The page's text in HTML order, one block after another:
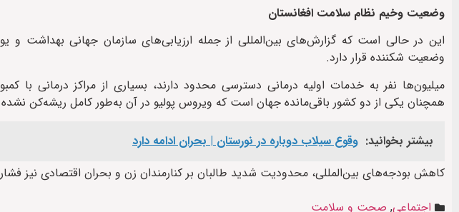
وضعیت وخیم نظام سلامت افغانستان
این در حالی است که گزارش‌های بین‌المللی از جمله ارزیابی‌های سازمان جهانی بهداشت و
وضعیت شکننده قرار دارد.
میلیون‌ها نفر به خدمات اولیه درمانی دسترسی محدود دارند، بسیاری از مراکز درمانی با
همچنان یکی از دو کشور باقی‌مانده جهان است که ویروس پولیو در آن به‌طور کامل ریشه‌کن
بیشتر بخوانید: وقوع سیلاب دوباره در نورستان | بحران ادامه دارد
کاهش بودجه‌های بین‌المللی، محدودیت شدید طالبان بر کنارمندان زن و بحران اقتصادی نیز
اجتماعی, صحت و سلامت